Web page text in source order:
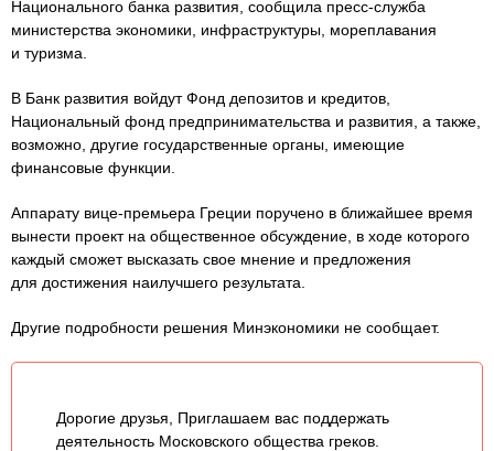
Национального банка развития, сообщила пресс-служба
министерства экономики, инфраструктуры, мореплавания
и туризма.
В Банк развития войдут Фонд депозитов и кредитов,
Национальный фонд предпринимательства и развития, а также,
возможно, другие государственные органы, имеющие
финансовые функции.
Аппарату вице-премьера Греции поручено в ближайшее время
вынести проект на общественное обсуждение, в ходе которого
каждый сможет высказать свое мнение и предложения
для достижения наилучшего результата.
Другие подробности решения Минэкономики не сообщает.
Дорогие друзья, Приглашаем вас поддержать
деятельность Московского общества греков.